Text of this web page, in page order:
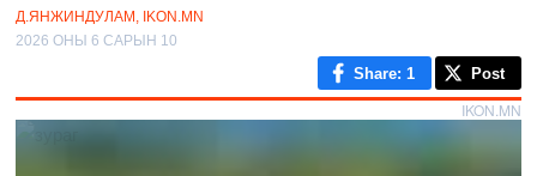
Д.ЯНЖИНДУЛАМ, IKON.MN
2026 ОНЫ 6 САРЫН 10
Share: 1 Post
IKON.MN